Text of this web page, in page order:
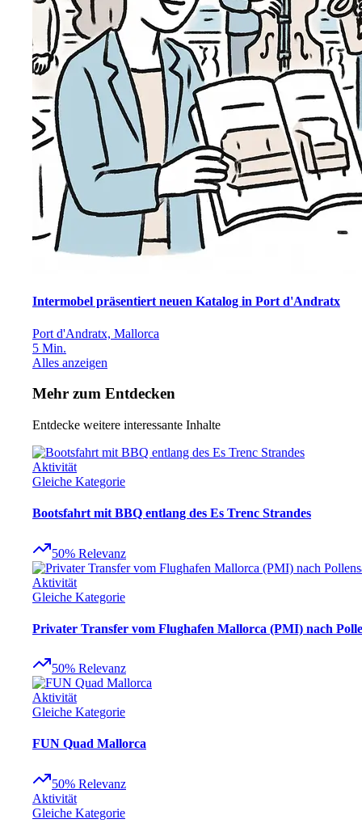
Intermobel präsentiert neuen Katalog in Port d'Andratx
Port d'Andratx, Mallorca
5 Min.
Alles anzeigen
Mehr zum Entdecken
Entdecke weitere interessante Inhalte
Aktivität
Gleiche Kategorie
Bootsfahrt mit BBQ entlang des Es Trenc Strandes
50% Relevanz
Aktivität
Gleiche Kategorie
Privater Transfer vom Flughafen Mallorca (PMI) nach
50% Relevanz
Aktivität
Gleiche Kategorie
FUN Quad Mallorca
50% Relevanz
Aktivität
Gleiche Kategorie